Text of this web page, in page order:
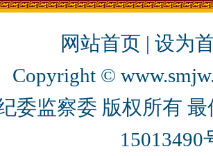
网站首页 | 设为
Copyright ©
委监察委 版权所有
15013490